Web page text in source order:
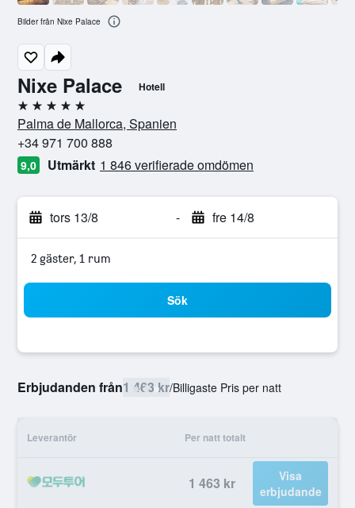
Nixe Palace Hotell
5 stjärnor
Palma de Mallorca, Spanien
+34 971 700 888
9,0 Utmärkt 1 846 verifierade omdömen
tors 13/8 - fre 14/8
2 gäster, 1 rum
Sök
Erbjudanden från1 463 kr/Billigaste Pris per natt
Leverantör Per natt totalt
1 463 kr
Visa
erbjudande
Bilder från Nixe Palace